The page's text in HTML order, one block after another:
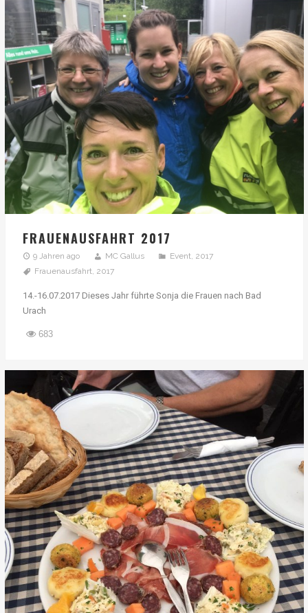
FRAUENAUSFAHRT 2017
9 Jahren ago MC Gallus Event, 2017
Frauenausfahrt, 2017
14.-16.07.2017 Dieses Jahr führte Sonja die Frauen nach Bad
Urach
683